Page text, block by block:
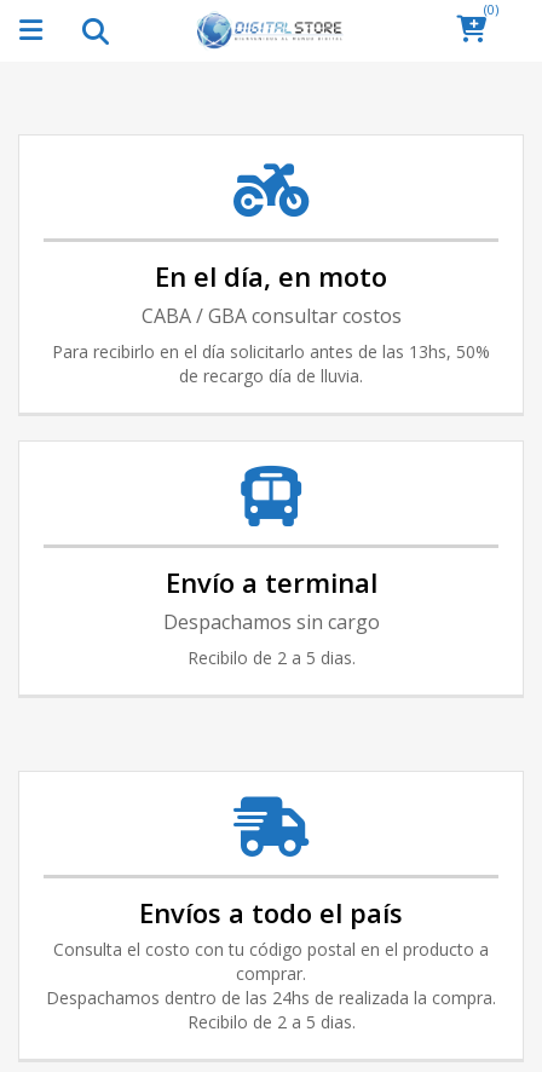
(0)
En el día, en moto
CABA / GBA consultar costos
Para recibirlo en el día solicitarlo antes de las 13hs, 50%
de recargo día de lluvia.
Envío a terminal
Despachamos sin cargo
Recibilo de 2 a 5 dias.
Envíos a todo el país
Consulta el costo con tu código postal en el producto a
comprar.
Despachamos dentro de las 24hs de realizada la compra.
Recibilo de 2 a 5 dias.